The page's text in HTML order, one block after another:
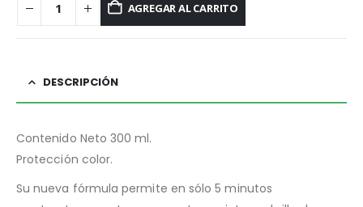
AGREGAR AL CARRITO
DESCRIPCIÓN
Contenido Neto 300 ml.
Protección color.
Su nueva fórmula permite en sólo 5 minutos